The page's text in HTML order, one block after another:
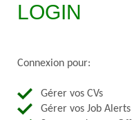
LOGIN
Connexion pour:
Gérer vos CVs
Gérer vos Job Alerts